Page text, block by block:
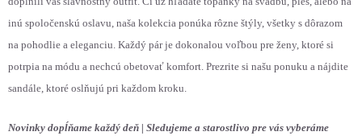
inú spoločenskú oslavu, naša kolekcia ponúka rôzne štýly, všetky s dôrazom
na pohodlie a eleganciu. Každý pár je dokonalou voľbou pre ženy, ktoré si
potrpia na módu a nechcú obetovať komfort. Prezrite si našu ponuku a nájdite
sandále, ktoré oslňujú pri každom kroku.
Novinky dopĺňame každý deň | Sledujeme a starostlivo pre vás vyberáme